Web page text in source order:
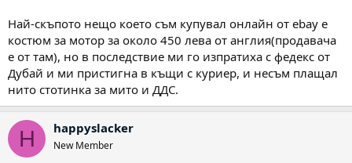
Най-скъпото нещо което съм купувал онлайн от ebay е
костюм за мотор за около 450 лева от англия(продавача
е от там), но в последствие ми го изпратиха с федекс от
Дубай и ми пристигна в къщи с куриер, и несъм плащал
нито стотинка за мито и ДДС.
H happyslacker
New Member